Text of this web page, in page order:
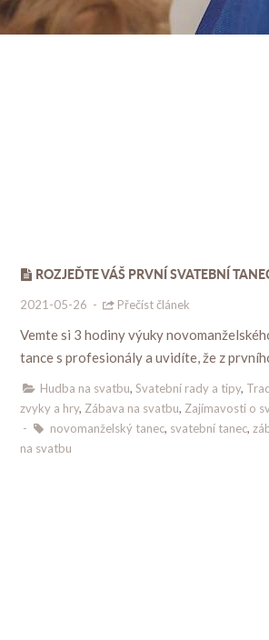
ROZJEĎTE VÁŠ PRVNÍ SVATEBNÍ
2021-05-26 - Přečíst článek
Vemte si 3 hodiny výuky
tance s profesionály a uvidíte, že z
Hudba na svatbu, Svatební rady a tipy,
zvyky a hry, Zábava na svatbu, Zajímavosti o
-
novomanželský tanec, svatební tanec,
na svatbu